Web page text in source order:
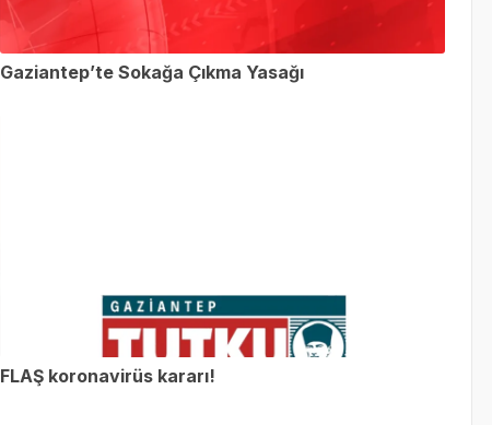
Gaziantep’te Sokağa Çıkma Yasağı
FLAŞ koronavirüs kararı!